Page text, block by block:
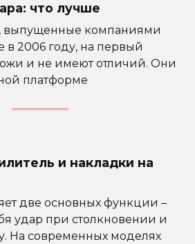
что лучше
выпущенные компаниями
2006 году, на первый
и не имеют отличий. Они
платформе
и накладки на
две основных функции –
удар при столкновении и
На современных моделях